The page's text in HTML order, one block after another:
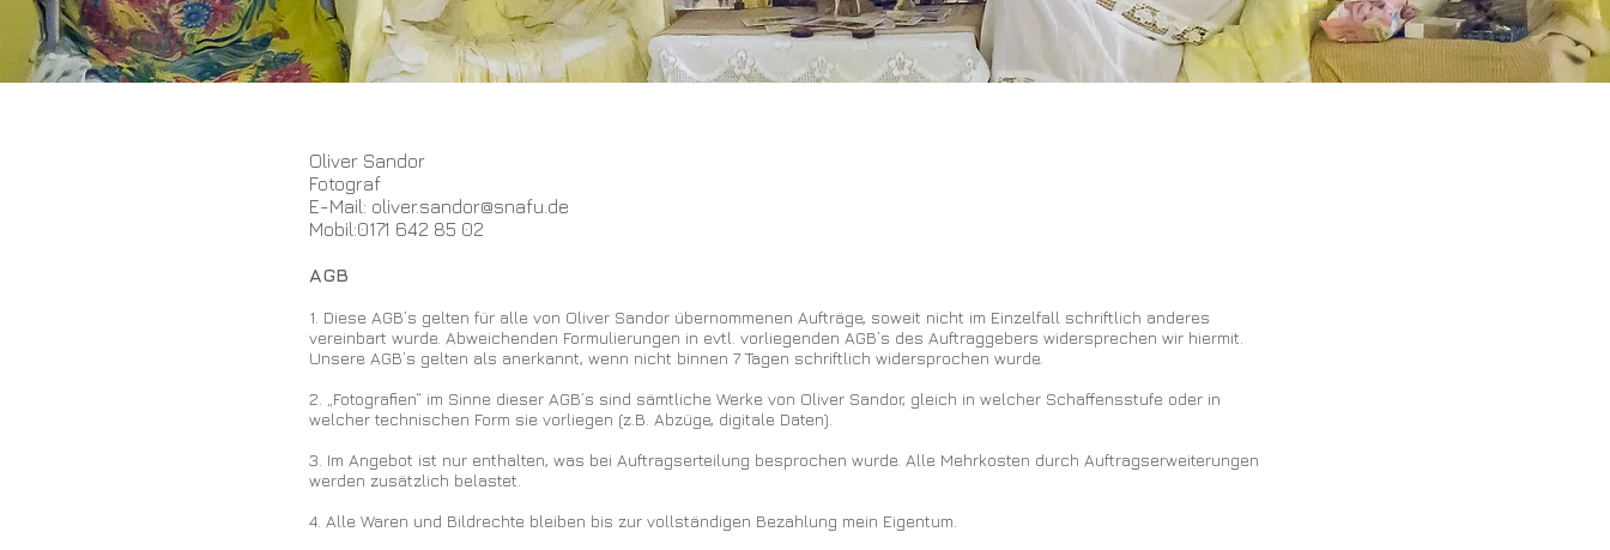
Oliver Sandor
Fotograf
E-Mail: oliver.sandor@snafu.de
Mobil:0171 642 85 02
AGB
1. Diese AGB’s gelten für alle von Oliver Sandor übernommenen Aufträge, soweit nicht im Einzelfall schriftlich anderes
vereinbart wurde. Abweichenden Formulierungen in evtl. vorliegenden AGB’s des Auftraggebers widersprechen wir hiermit.
Unsere AGB’s gelten als anerkannt, wenn nicht binnen 7 Tagen schriftlich widersprochen wurde.
2. „Fotografien“ im Sinne dieser AGB’s sind sämtliche Werke von Oliver Sandor, gleich in welcher Schaffensstufe oder in
welcher technischen Form sie vorliegen (z.B. Abzüge, digitale Daten).
3. Im Angebot ist nur enthalten, was bei Auftragserteilung besprochen wurde. Alle Mehrkosten durch Auftragserweiterungen
werden zusätzlich belastet.
4. Alle Waren und Bildrechte bleiben bis zur vollständigen Bezahlung mein Eigentum.